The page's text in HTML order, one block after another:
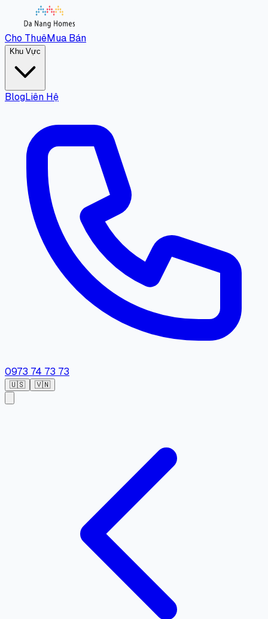
Cho ThuêMua Bán
Khu Vực
BlogLiên Hệ
0973 74 73 73
🇺🇸 🇻🇳